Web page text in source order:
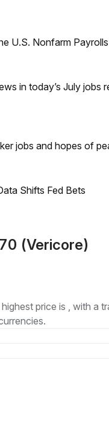
U.S. Nonfarm
in today’s July jobs
jobs and hopes of
Shifts Fed Bets
(Vericore)
price is , with a